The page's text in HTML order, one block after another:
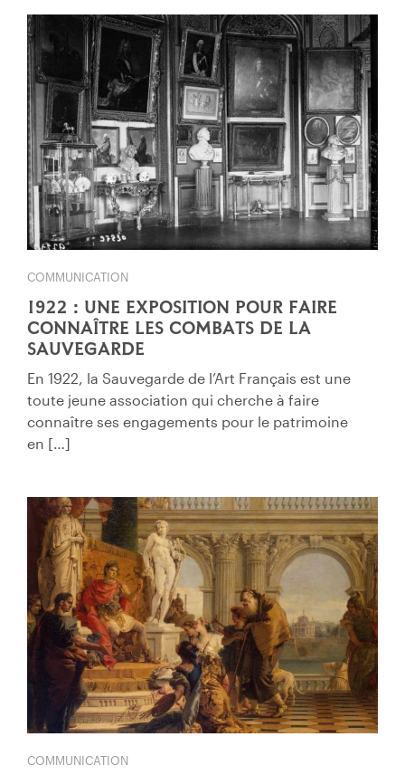
COMMUNICATION
1922 : UNE EXPOSITION POUR FAIRE
CONNAÎTRE LES COMBATS DE LA
SAUVEGARDE
En 1922, la Sauvegarde de l’Art Français est une
toute jeune association qui cherche à faire
connaître ses engagements pour le patrimoine
en […]
COMMUNICATION